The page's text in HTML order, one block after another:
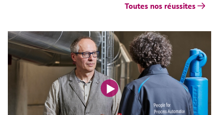
Toutes nos réussites